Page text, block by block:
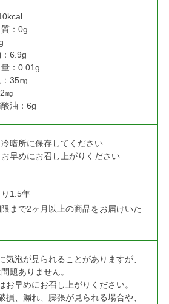
：0g
6.9g
：0.01g
35㎎
㎎
油：6g
暗所に保存してください
早めにお召し上がりください
1.5年
まで2ヶ月以上の商品をお届けいた
気泡が見られることがありますが、
題ありません。
お早めにお召し上がりください。
損、漏れ、膨張が見られる場合や、